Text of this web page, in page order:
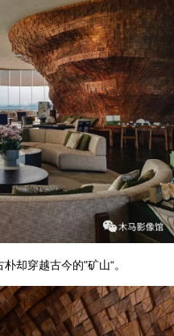
却穿越古今的"矿山“。